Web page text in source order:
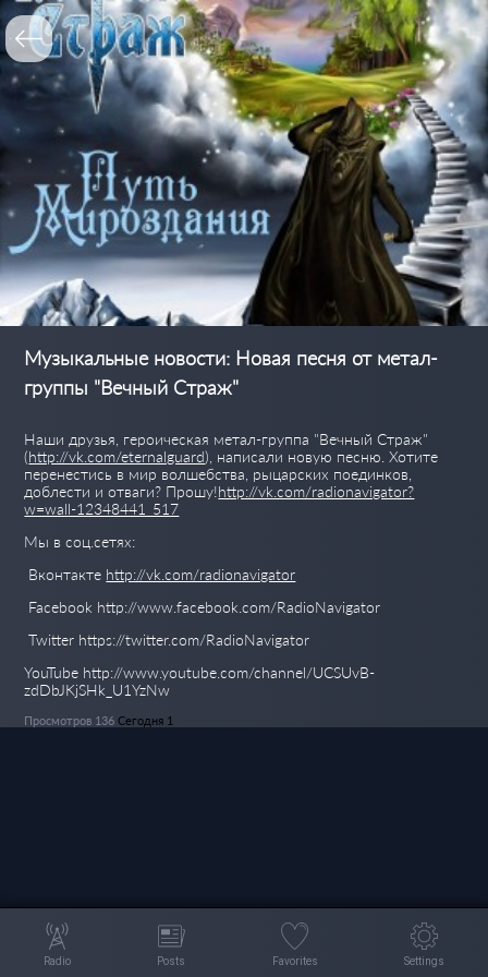
Музыкальные новости: Новая песня от метал-
группы "Вечный Страж"
Наши друзья, героическая метал-группа "Вечный Страж"
(http://vk.com/eternalguard), написали новую песню. Хотите
перенестись в мир волшебства, рыцарских поединков,
доблести и отваги? Прошу!http://vk.com/radionavigator?
w=wall-12348441_517
Мы в соц.сетях:
Вконтакте http://vk.com/radionavigator
Facebook http://www.facebook.com/RadioNavigator
Twitter https://twitter.com/RadioNavigator
YouTube http://www.youtube.com/channel/UCSUvB-
zdDbJKjSHk_U1YzNw
Просмотров 136 Сегодня 1
Radio Posts Favorites Settings